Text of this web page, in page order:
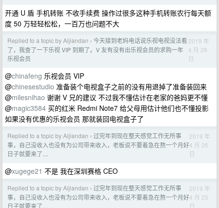
开通 U 盾 手机转账 不收手续费 操作过很多这种手机转账农行每天额
度 50 万轻轻松松，一百万也问题不大
Replied to a topic by Aijiandan › 今天接到老妈电话说乐视电视没法看
了，我查了一下乐视 VIP 到期了。V 友有没有出乐视会员的求购一年
乐视会员
2019 年
4 月 28
日
@chinafeng 乐视会员 VIP
@chinesestudio 准备装个电视盒子之前的没有用退掉了准备装回来
@milesnihao 谢谢 V 兄的建议 不过我不懂估计在老家的爸妈更不懂
@magic3584 买的红米 Redmi Note7 给父母用估计他们也不懂投影
如果没有优惠的乐视会员 那就装回电视盒子了
Replied to a topic by Aijiandan › 过完年到现在整天感觉工作无所事
事，自己没收入也没有为公司带来收入，老板说不要着急在熬一个月好
日子就要来了....
2019 年
4 月 26
日
@xugege21 不是 我在深圳赛格 CEO
Replied to a topic by Aijiandan › 过完年到现在整天感觉工作无所事
事，自己没收入也没有为公司带来收入，老板说不要着急在熬一个月好
日子就要来了....
2019 年
4 月 25
日